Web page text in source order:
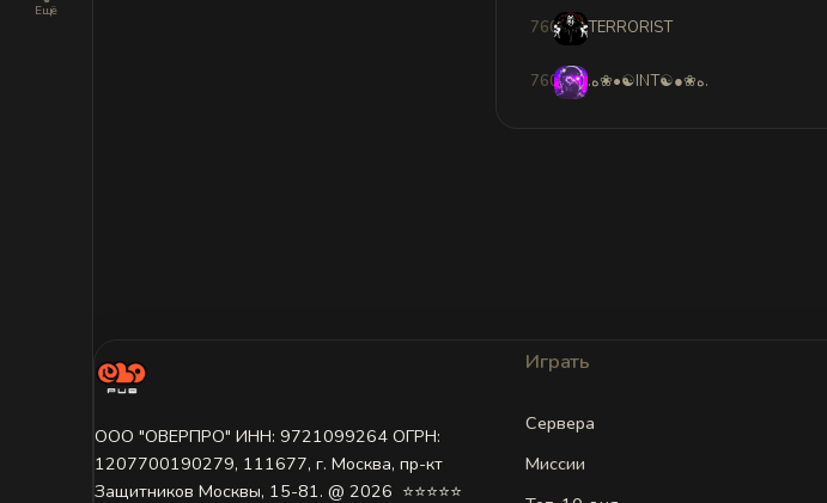
Ещё
7603 TERRORIST
7604 .ﻩ❀•☯INT☯●❀ﻩ.
ООО "ОВЕРПРО" ИНН: 9721099264 ОГРН:
1207700190279, 111677, г. Москва, пр-кт
Защитников Москвы, 15-81. @ 2026 ㅤ ⭐⭐⭐⭐⭐
Играть
Сервера
Миссии